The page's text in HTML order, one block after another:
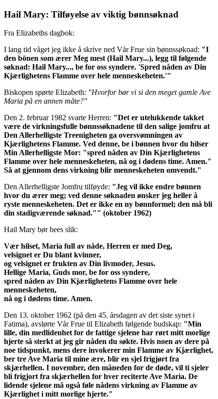
Hail Mary: Tilføyelse av viktig bønnsøknad
Fra Elizabeths dagbok:
I lang tid våget jeg ikke å skrive ned Vår Frue sin bønnssøknad: "I
den bönen som ærer Meg mest (Hail Mary...), legg til følgende
søknad: Hail Mary..., be for oss syndere. 'Spred nåden av Din
Kjærlighetens Flamme over hele menneskeheten.'"
Biskopen spørte Elizabeth: "Hvorfor bør vi si den meget gamle Ave
Maria på en annen måte?"
Den 2. februar 1982 svarte Herren: "Det er utelukkende takket
være de virkningsfulle bønnssøknadene til den salige jomfru at
Den Allerhelligste Treenigheten ga oversvømningen av
Kjærlighetens Flamme. Ved denne, be i bønnen hvor du hilser
Min Allerhelligste Mor: "spred nåden av Din Kjærlighetens
Flamme over hele menneskeheten, nå og i dødens time. Amen."
Så at gjennom dens virkning blir menneskeheten omvendt."
Den Allerhelligste Jomfru tilføyde: "Jeg vil ikke endre bønnen
hvor du ærer meg; ved denne søknaden ønsker jeg heller å
ryste menneskeheten. Det er ikke en ny bønnformel; den må bli
din stadigværende søknad."" (oktober 1962)
Hail Mary bør bees slik:
Vær hilset, Maria full av nåde, Herren er med Deg,
velsignet er Du blant kvinner,
og velsignet er frukten av Din livmoder, Jesus.
Hellige Maria, Guds mor, be for oss syndere,
spred nåden av Din Kjærlighetens Flamme over hele
menneskeheten,
nå og i dødens time. Amen.
Den 13. oktober 1962 (på den 45. årsdagen av det siste synet i
Fatima), avslørte Vår Frue til Elizabeth følgende budskap: "Min
lille, din medlidenhet for de fattige sjelene har rørt mitt morlige
hjerte så sterkt at jeg gir nåden du søkte. Hvis noen av dere på
noe tidspunkt, mens dere invokerer min Flamme av Kjærlighet,
ber tre Ave Maria til mine ære, blir en sjel frigjørt fra
skjærhellen. I november, den måneden for de døde, vil ti sjeler
bli frigjort fra skjærhellen for hver reciterte Ave Maria. De
lidende sjelene må også føle nådens virkning av Flamme av
Kjærlighet i mitt morlige hjerte."